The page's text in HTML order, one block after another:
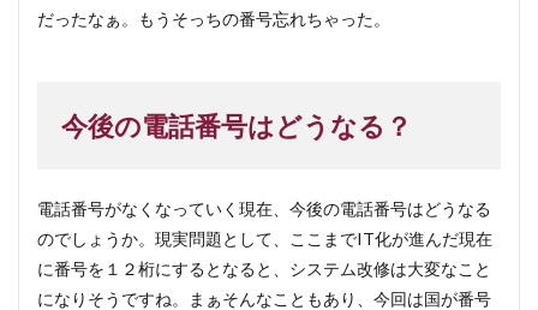
だったなぁ。もうそっちの番号忘れちゃった。
今後の電話番号はどうなる？
電話番号がなくなっていく現在、今後の電話番号はどうなる
のでしょうか。現実問題として、ここまでIT化が進んだ現在
に番号を１２桁にするとなると、システム改修は大変なこと
になりそうですね。まぁそんなこともあり、今回は国が番号